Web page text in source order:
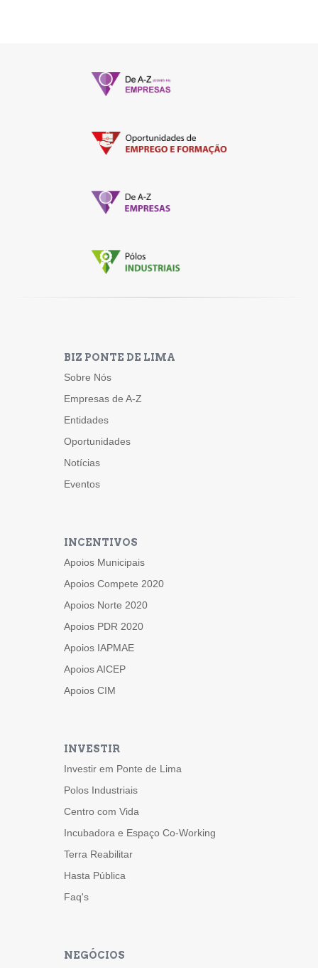
BIZ PONTE DE LIMA
Sobre Nós
Empresas de A-Z
Entidades
Oportunidades
Notícias
Eventos
INCENTIVOS
Apoios Municipais
Apoios Compete 2020
Apoios Norte 2020
Apoios PDR 2020
Apoios IAPMAE
Apoios AICEP
Apoios CIM
INVESTIR
Investir em Ponte de Lima
Polos Industriais
Centro com Vida
Incubadora e Espaço Co-Working
Terra Reabilitar
Hasta Pública
Faq's
NEGÓCIOS